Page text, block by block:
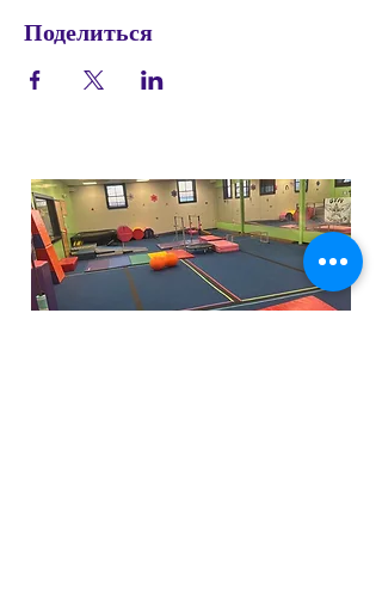
Поделиться